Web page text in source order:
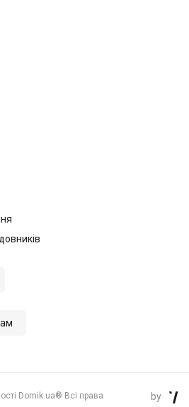
Domik.ua® Всі права
by 